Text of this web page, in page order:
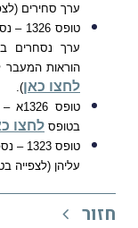
ערך סחירים
הוראות המעבר לביטול סעיף 6
לחצו כאן).
בטופס לחצו
עליהן (לצפייה
חזור